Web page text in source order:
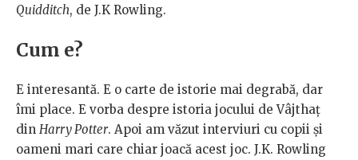
Quidditch, de J.K Rowling.
Cum e?
E interesantă. E o carte de istorie mai degrabă, dar
îmi place. E vorba despre istoria jocului de Vâjthaț
din Harry Potter. Apoi am văzut interviuri cu copii și
oameni mari care chiar joacă acest joc. J.K. Rowling